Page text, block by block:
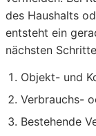
des Haushalts
entsteht ein
nächsten
Objekt- und
Verbrauchs-
Bestehende